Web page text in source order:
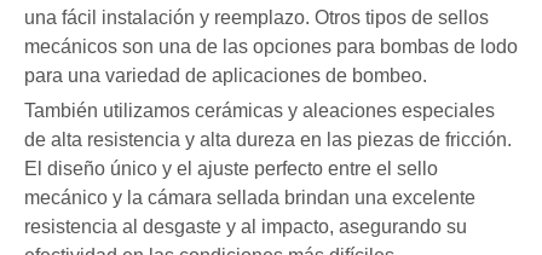
una fácil instalación y reemplazo. Otros tipos de sellos
mecánicos son una de las opciones para bombas de lodo
para una variedad de aplicaciones de bombeo.
También utilizamos cerámicas y aleaciones especiales
de alta resistencia y alta dureza en las piezas de fricción.
El diseño único y el ajuste perfecto entre el sello
mecánico y la cámara sellada brindan una excelente
resistencia al desgaste y al impacto, asegurando su